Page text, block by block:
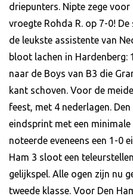
driepunters. Nipte zege
vroegte Rohda R. op 7-0!
de leukste assistente van
bloot lachen in Hardenberg:
naar de Boys van B3 die
kant schoven. Voor de
feest, met 4 nederlagen.
eindsprint met een minimale
noteerde eveneens een 1-0
Ham 3 sloot een
gelijkspel. Alle ogen zijn nu
tweede klasse. Voor Den